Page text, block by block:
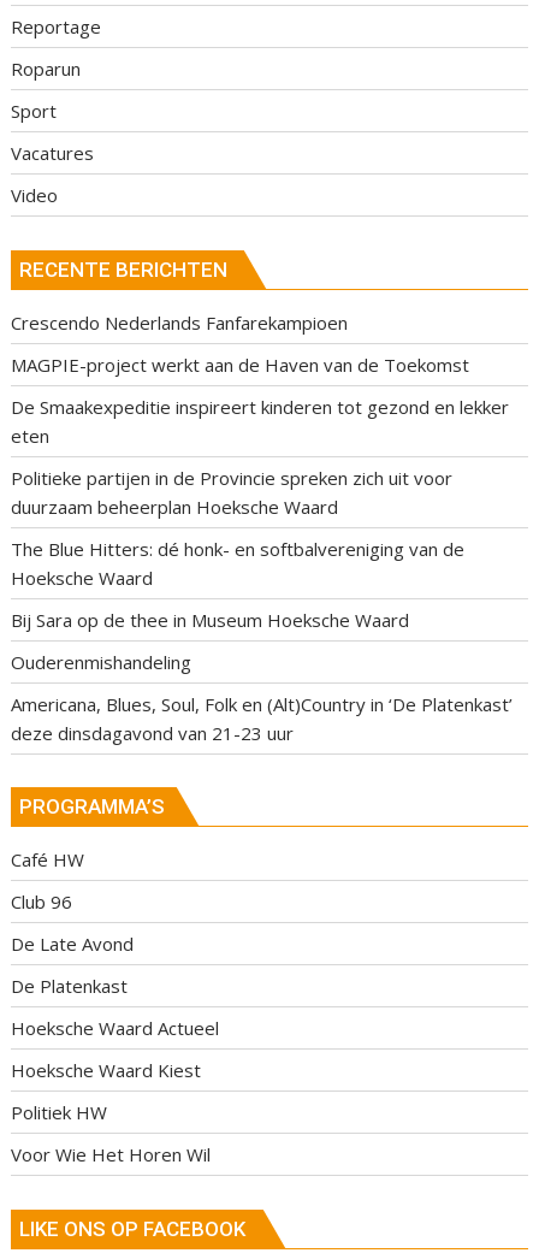
Reportage
Roparun
Sport
Vacatures
Video
RECENTE BERICHTEN
Crescendo Nederlands Fanfarekampioen
MAGPIE-project werkt aan de Haven van de Toekomst
De Smaakexpeditie inspireert kinderen tot gezond en lekker
eten
Politieke partijen in de Provincie spreken zich uit voor
duurzaam beheerplan Hoeksche Waard
The Blue Hitters: dé honk- en softbalvereniging van de
Hoeksche Waard
Bij Sara op de thee in Museum Hoeksche Waard
Ouderenmishandeling
Americana, Blues, Soul, Folk en (Alt)Country in ‘De Platenkast’
deze dinsdagavond van 21-23 uur
PROGRAMMA’S
Café HW
Club 96
De Late Avond
De Platenkast
Hoeksche Waard Actueel
Hoeksche Waard Kiest
Politiek HW
Voor Wie Het Horen Wil
LIKE ONS OP FACEBOOK